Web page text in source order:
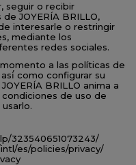
seguir o recibir
JOYERÍA BRILLO,
interesarle o restringir
mediante los
redes sociales.
a las políticas de
como configurar su
BRILLO anima a
condiciones de uso de
323540651073243/
es/policies/privacy/